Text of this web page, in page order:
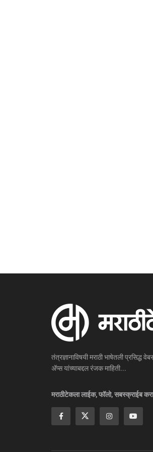
तंत्रज्ञानाविषयी मराठी भाषेतली प्रसिद्ध
ॲप्स यांच्याबद्दल रंजक माहिती...
मराठीटेकला लाईक, फॉलो, सबस्क्राईब करा